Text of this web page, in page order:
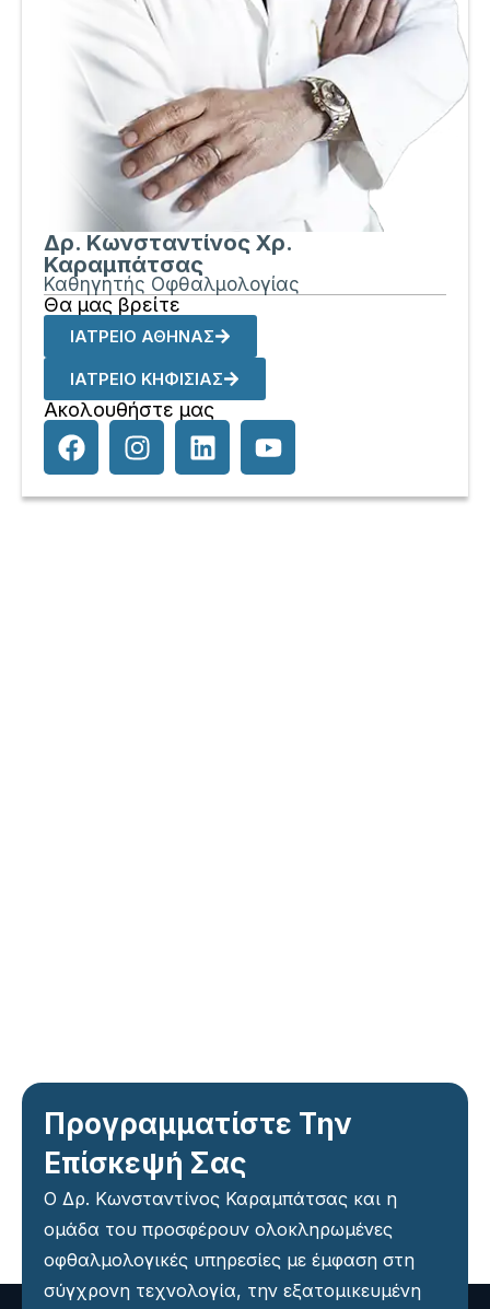
Δρ. Κωνσταντίνος Χρ.
Καραμπάτσας
Καθηγητής Οφθαλμολογίας
Θα μας βρείτε
ΙΑΤΡΕΙΟ ΑΘΗΝΑΣ
ΙΑΤΡΕΙΟ ΚΗΦΙΣΙΑΣ
Ακολουθήστε μας
Προγραμματίστε Την
Επίσκεψή Σας
Ο Δρ. Κωνσταντίνος Καραμπάτσας και η
ομάδα του προσφέρουν ολοκληρωμένες
οφθαλμολογικές υπηρεσίες με έμφαση στη
σύγχρονη τεχνολογία, την εξατομικευμένη